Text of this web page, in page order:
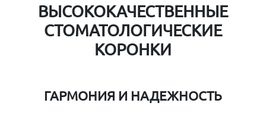
ВЫСОКОКАЧЕСТВЕННЫЕ
СТОМАТОЛОГИЧЕСКИЕ
КОРОНКИ
ГАРМОНИЯ И НАДЕЖНОСТЬ